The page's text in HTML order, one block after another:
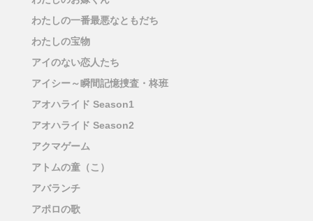
わたしの一番最悪なともだち
わたしの宝物
アイのない恋人たち
アイシー～瞬間記憶捜査・柊班
アオハライド Season1
アオハライド Season2
アクマゲーム
アトムの童（こ）
アバランチ
アポロの歌